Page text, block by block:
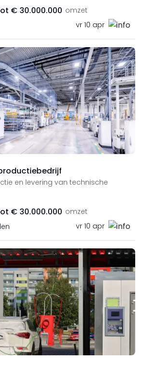
€ 30.000.000 omzet
vr 10 apr
en levering van technische
€ 30.000.000 omzet
vr 10 apr